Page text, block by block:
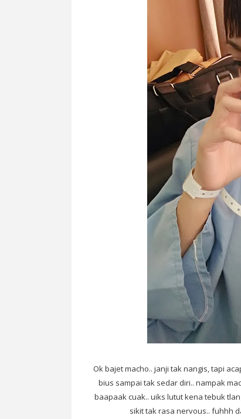
Ok bajet macho.. janji tak nangis, tapi
bius sampai tak sedar diri.. nampak
baapaak cuak.. uiks lutut kena tebuk
sikit tak rasa nervous.. fuhhh